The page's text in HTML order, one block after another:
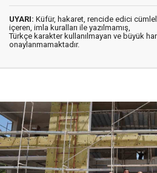
UYARI: Küfür, hakaret, rencide edici
içeren, imla kuralları ile yazılmamış,
Türkçe karakter kullanılmayan ve büyük
onaylanmamaktadır.